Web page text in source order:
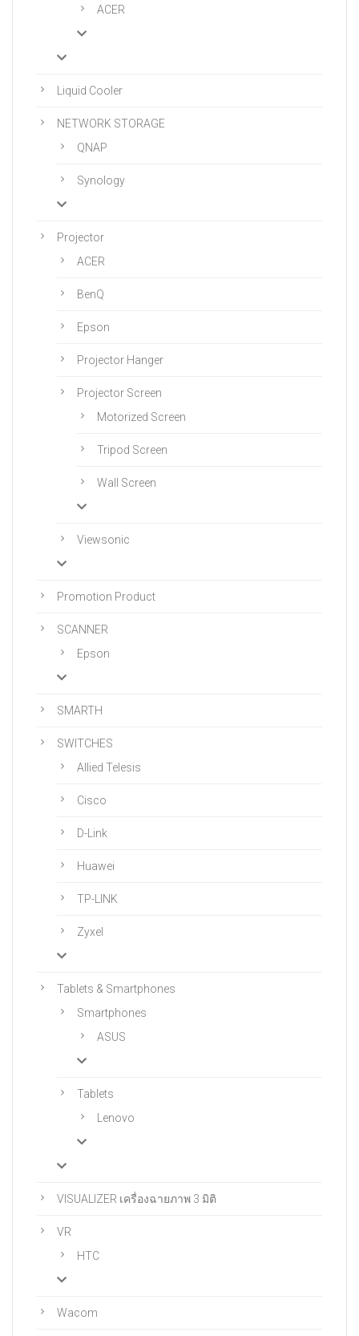
ACER
Liquid Cooler
NETWORK STORAGE
QNAP
Synology
Projector
ACER
BenQ
Epson
Projector Hanger
Projector Screen
Motorized Screen
Tripod Screen
Wall Screen
Viewsonic
Promotion Product
SCANNER
Epson
SMARTH
SWITCHES
Allied Telesis
Cisco
D-Link
Huawei
TP-LINK
Zyxel
Tablets & Smartphones
Smartphones
ASUS
Tablets
Lenovo
VISUALIZER เครื่องฉายภาพ 3 มิติ
VR
HTC
Wacom